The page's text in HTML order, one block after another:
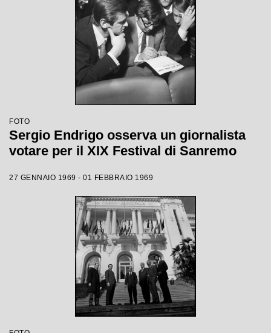
FOTO
Sergio Endrigo osserva un giornalista
votare per il XIX Festival di Sanremo
27 GENNAIO 1969 - 01 FEBBRAIO 1969